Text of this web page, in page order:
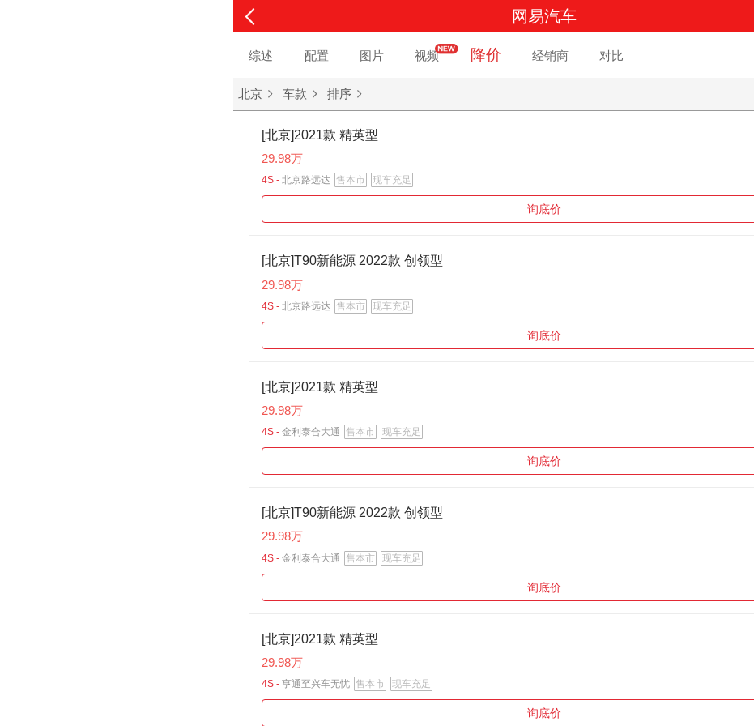
网易汽车
综述 配置 图片 视频 降价 经销商 对比
北京 车款 排序
[北京]2021款 精英型
29.98万
4S - 北京路远达 售本市 现车充足
询底价
[北京]T90新能源 2022款 创领型
29.98万
4S - 北京路远达 售本市 现车充足
询底价
[北京]2021款 精英型
29.98万
4S - 金利泰合大通 售本市 现车充足
询底价
[北京]T90新能源 2022款 创领型
29.98万
4S - 金利泰合大通 售本市 现车充足
询底价
[北京]2021款 精英型
29.98万
4S - 亨通至兴车无忧 售本市 现车充足
询底价